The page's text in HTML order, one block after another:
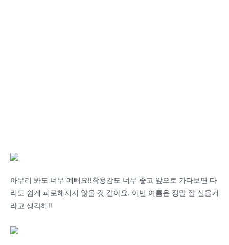
아무리 봐도 너무 예뻐요!!착용감도 너무 좋고 앞으로 가다보면 다
리도 쉽게 피로해지지 않을 것 같아요. 이번 여름은 정말 잘 신을거
라고 생각해!!